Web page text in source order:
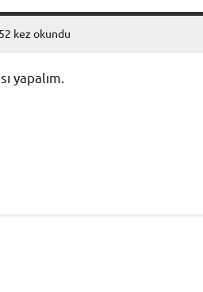
kez okundu
yapalım.